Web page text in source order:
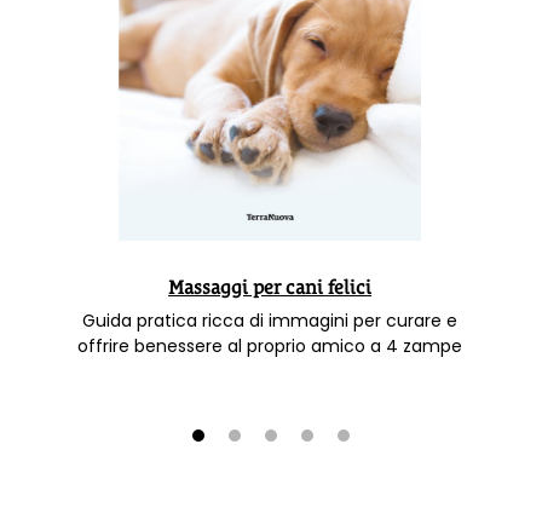
Massaggi per cani felici
Guida pratica ricca di immagini per curare e
offrire benessere al proprio amico a 4 zampe